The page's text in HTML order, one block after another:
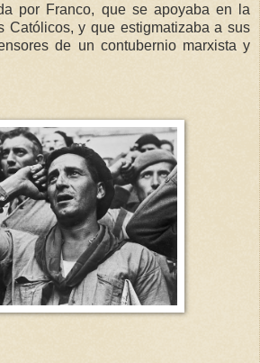
por Franco, que se apoyaba en la
Católicos, y que estigmatizaba a sus
de un contubernio marxista y